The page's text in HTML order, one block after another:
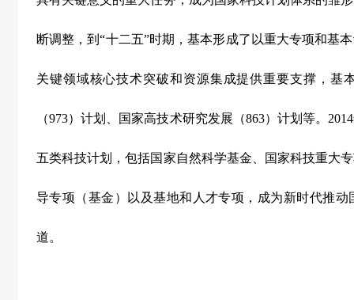
断调整，到“十二五”时期，基本形成了以重大专项和基
关键领域核心技术突破和资源集成提供重要支撑，基
（973）计划、国家高技术研究发展（863）计划等。 2014
五类科技计划，包括国家自然科学基金、国家科技重大
导专项（基金）以及基地和人才专项，成为新时代推
道。